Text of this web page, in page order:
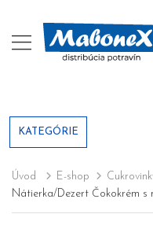
KATEGÓRIE
Úvod E-shop
Nátierka/Dezert Čokokrém s